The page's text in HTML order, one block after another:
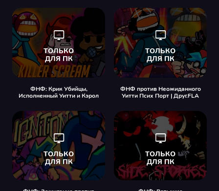
ФНФ: Крик Убийцы,
Исполненный Уитти и Кэрол
ФНФ против Неожиданного
Уитти Псих Порт | Друг.FLA